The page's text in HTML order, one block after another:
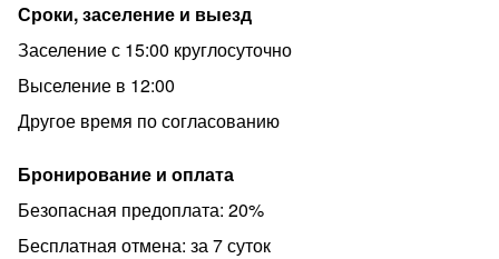
Сроки, заселение и выезд
Заселение с 15:00 круглосуточно
Выселение в 12:00
Другое время по согласованию
Бронирование и оплата
Безопасная предоплата: 20%
Бесплатная отмена: за 7 суток